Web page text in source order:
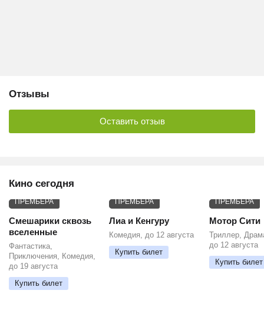
Отзывы
Оставить отзыв
Кино сегодня
ПРЕМЬЕРА
Смешарики сквозь
вселенные
Фантастика,
Приключения, Комедия,
до 19 августа
Купить билет
ПРЕМЬЕРА
Лиа и Кенгуру
Комедия, до 12 августа
Купить билет
ПРЕМЬЕРА
Мотор Сити
Триллер,
до 12 августа
Купить билет